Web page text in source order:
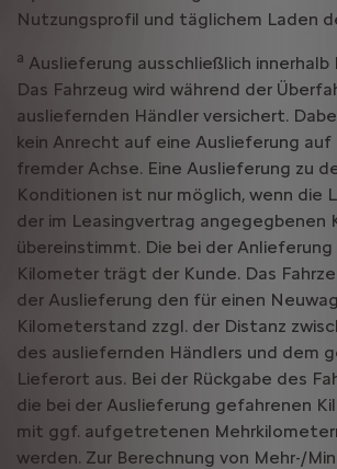
Nutzungsprofil und täglichem Laden
a Auslieferung ausschließlich innerhalb
Das Fahrzeug wird während der
ausliefernden Händler versichert.
kein Anrecht auf eine Auslieferung
fremder Achse. Eine Auslieferung zu
Konditionen ist nur möglich, wenn die
der im Leasingvertrag angegegbenen
übereinstimmt. Die bei der
Kilometer trägt der Kunde. Das
der Auslieferung den für einen
Kilometerstand zzgl. der Distanz
des ausliefernden Händlers und dem
Lieferort aus. Bei der Rückgabe des
die bei der Auslieferung gefahrenen
mit ggf. aufgetretenen
werden. Zur Berechnung von Mehr-/